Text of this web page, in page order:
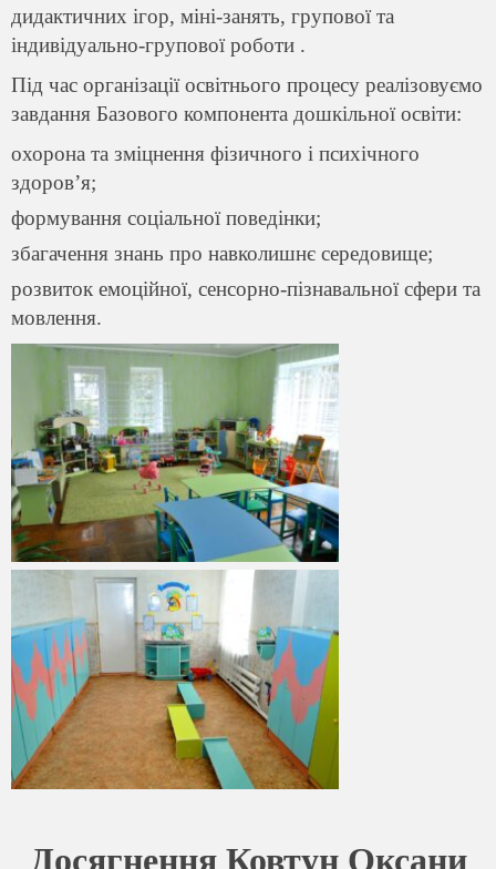
дидактичних ігор, міні-занять, групової та
індивідуально-групової роботи .
Під час організації освітнього процесу реалізовуємо
завдання Базового компонента дошкільної освіти:
охорона та зміцнення фізичного і психічного
здоров’я;
формування соціальної поведінки;
збагачення знань про навколишнє середовище;
розвиток емоційної, сенсорно-пізнавальної сфери та
мовлення.
Досягнення Ковтун Оксани